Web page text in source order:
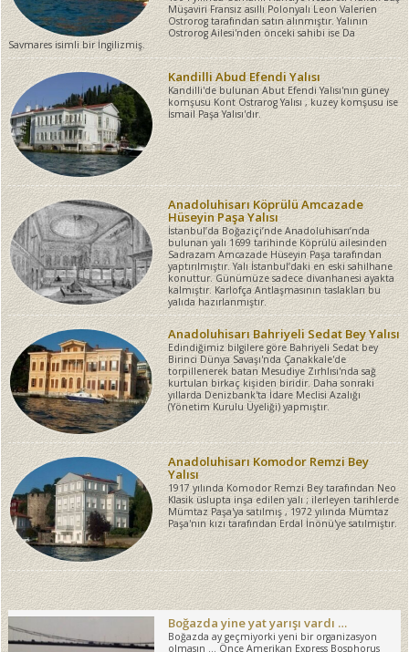
Müşaviri Fransız asıllı Polonyalı Leon Valerien
Ostrorog tarafından satın alınmıştır. Yalının
Ostrorog Ailesi'nden önceki sahibi ise Da
Savmares isimli bir İngilizmiş.
Kandilli Abud Efendi Yalısı
Kandilli'de bulunan Abut Efendi Yalısı'nın güney
komşusu Kont Ostrarog Yalısı , kuzey komşusu ise
İsmail Paşa Yalısı'dır.
Anadoluhisarı Köprülü Amcazade
Hüseyin Paşa Yalısı
İstanbul’da Boğaziçi’nde Anadoluhisarı’nda
bulunan yalı 1699 tarihinde Köprülü ailesinden
Sadrazam Amcazade Hüseyin Paşa tarafından
yaptırılmıştır. Yalı İstanbul’daki en eski sahilhane
konuttur. Günümüze sadece divanhanesi ayakta
kalmıştır. Karlofça Antlaşmasının taslakları bu
yalıda hazırlanmıştır.
Anadoluhisarı Bahriyeli Sedat Bey Yalısı
Edindiğimiz bilgilere göre Bahriyeli Sedat bey
Birinci Dünya Savaşı'nda Çanakkale'de
torpillenerek batan Mesudiye Zırhlısı'nda sağ
kurtulan birkaç kişiden biridir. Daha sonraki
yıllarda Denizbank'ta İdare Meclisi Azalığı
(Yönetim Kurulu Üyeliği) yapmıştır.
Anadoluhisarı Komodor Remzi Bey
Yalısı
1917 yılında Komodor Remzi Bey tarafından Neo
Klasik üslupta inşa edilen yalı ; ilerleyen tarihlerde
Mümtaz Paşa'ya satılmış , 1972 yılında Mümtaz
Paşa'nın kızı tarafından Erdal İnönü'ye satılmıştır.
Boğazda yine yat yarışı vardı …
Boğazda ay geçmiyorki yeni bir organizasyon
olmasın … Önce Amerikan Express Bosphorus